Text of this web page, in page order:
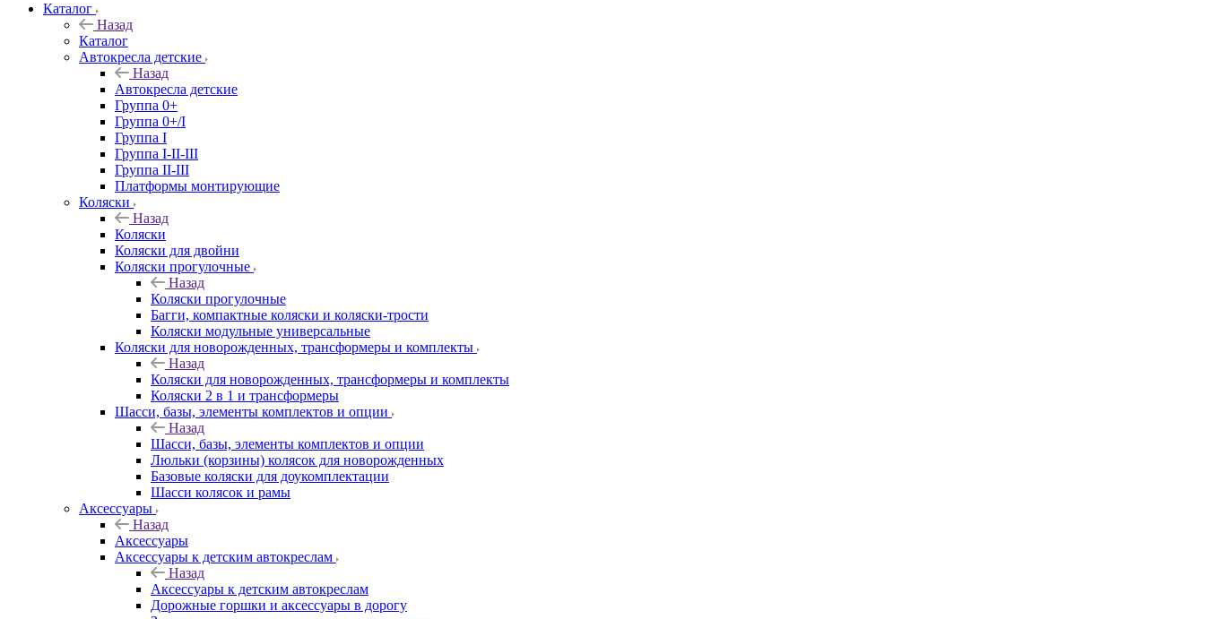
Каталог
Назад
Каталог
Автокресла детские
Назад
Автокресла детские
Группа 0+
Группа 0+/I
Группа I
Группа I-II-III
Группа II-III
Платформы монтирующие
Коляски
Назад
Коляски
Коляски для двойни
Коляски прогулочные
Назад
Коляски прогулочные
Багги, компактные коляски и коляски-трости
Коляски модульные универсальные
Коляски для новорожденных, трансформеры и комплекты
Назад
Коляски для новорожденных, трансформеры и комплекты
Коляски 2 в 1 и трансформеры
Шасси, базы, элементы комплектов и опции
Назад
Шасси, базы, элементы комплектов и опции
Люльки (корзины) колясок для новорожденных
Базовые коляски для доукомплектации
Шасси колясок и рамы
Аксессуары
Назад
Аксессуары
Аксессуары к детским автокреслам
Назад
Аксессуары к детским автокреслам
Дорожные горшки и аксессуары в дорогу